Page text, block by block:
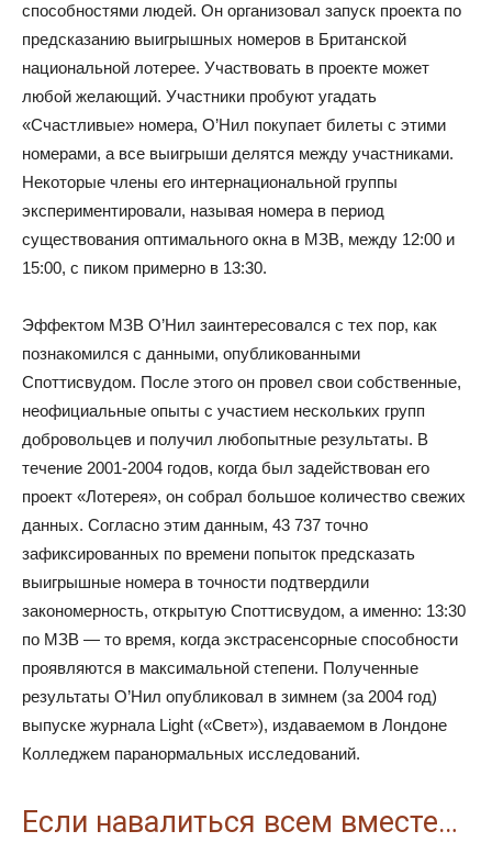
способностями людей. Он организовал запуск проекта по
предсказанию выигрышных номеров в Британской
национальной лотерее. Участвовать в проекте может
любой желающий. Участники пробуют угадать
«Счастливые» номера, О’Нил покупает билеты с этими
номерами, а все выигрыши делятся между участниками.
Некоторые члены его интернациональной группы
экспериментировали, называя номера в период
существования оптимального окна в МЗВ, между 12:00 и
15:00, с пиком примерно в 13:30.
Эффектом МЗВ О’Нил заинтересовался с тех пор, как
познакомился с данными, опубликованными
Споттисвудом. После этого он провел свои собственные,
неофициальные опыты с участием нескольких групп
добровольцев и получил любопытные результаты. В
течение 2001-2004 годов, когда был задействован его
проект «Лотерея», он собрал большое количество свежих
данных. Согласно этим данным, 43 737 точно
зафиксированных по времени попыток предсказать
выигрышные номера в точности подтвердили
закономерность, открытую Споттисвудом, а именно: 13:30
по МЗВ — то время, когда экстрасенсорные способности
проявляются в максимальной степени. Полученные
результаты О’Нил опубликовал в зимнем (за 2004 год)
выпуске журнала Light («Свет»), издаваемом в Лондоне
Колледжем паранормальных исследований.
Если навалиться всем вместе…